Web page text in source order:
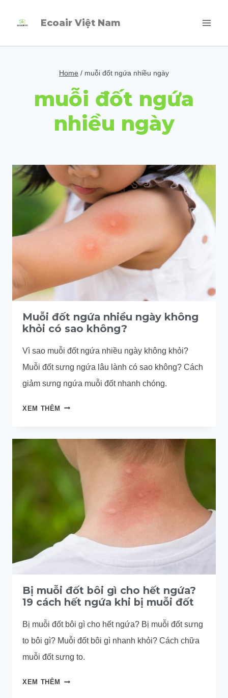
Ecoair Việt Nam
Home / muỗi đốt ngứa nhiều ngày
muỗi đốt ngứa
nhiều ngày
Muỗi đốt ngứa nhiều ngày không
khỏi có sao không?
Vì sao muỗi đốt ngứa nhiều ngày không khỏi?
Muỗi đốt sưng ngứa lâu lành có sao không? Cách
giảm sưng ngứa muỗi đốt nhanh chóng.
XEM THÊM MUỖI
NGÀY
KHÔNG
KHÔNG?
Bị muỗi đốt bôi gì cho hết ngứa?
19 cách hết ngứa khi bị muỗi đốt
Bị muỗi đốt bôi gì cho hết ngứa? Bị muỗi đốt sưng
to bôi gì? Muỗi đốt bôi gì nhanh khỏi? Cách chữa
muỗi đốt sưng to.
XEM THÊM
BỊ